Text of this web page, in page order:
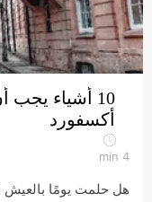
إنضم إلى الفريق
10 أشياء
أكسفورد
4
min
هل حلمت يومًا بالعيش